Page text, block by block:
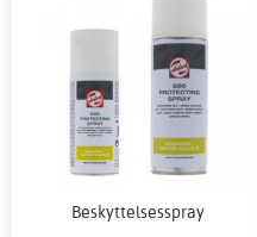
Beskyttelsesspray